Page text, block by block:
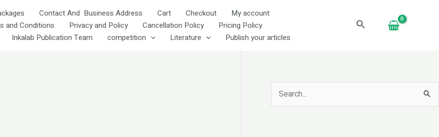
Contact And Business Address Cart Checkout
My account
and Conditions Privacy and Policy Cancellation Policy
Pricing Policy
Inkalab Publication Team competition Literature Publish your articles
Search